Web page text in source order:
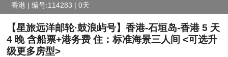
香港 | 编号:114283 | 0天
【星旅远洋邮轮·鼓浪屿号】香港-石垣岛-香港 5 天
4 晚 含船票+港务费 住：标准海景三人间 <可选升
级更多房型>